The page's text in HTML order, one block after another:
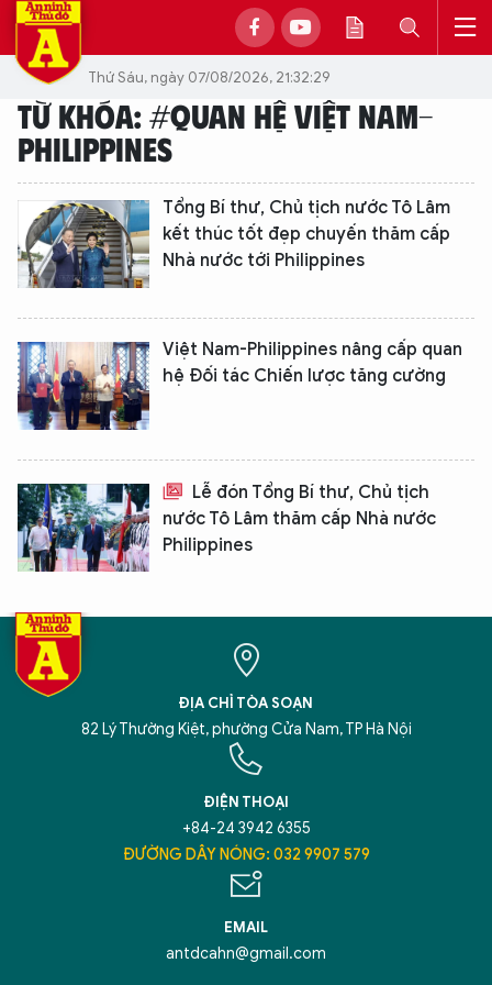
Thứ Sáu, ngày 07/08/2026, 21:32:29
TỪ KHÓA: #QUAN HỆ VIỆT NAM-
PHILIPPINES
Tổng Bí thư, Chủ tịch nước Tô Lâm
kết thúc tốt đẹp chuyến thăm cấp
Nhà nước tới Philippines
Việt Nam-Philippines nâng cấp quan
hệ Đối tác Chiến lược tăng cường
Lễ đón Tổng Bí thư, Chủ tịch
nước Tô Lâm thăm cấp Nhà nước
Philippines
ĐỊA CHỈ TÒA SOẠN
82 Lý Thường Kiệt, phường Cửa Nam, TP Hà Nội
ĐIỆN THOẠI
+84-24 3942 6355
ĐƯỜNG DÂY NÓNG: 032 9907 579
EMAIL
antdcahn@gmail.com
TÔI LÀ CHATBOT CỦA
Hãy hỏi tôi bất kỳ điều gì bạn cần biết về
An Ninh Thủ Đô nhé. Tôi sẵn sàng hỗ trợ!